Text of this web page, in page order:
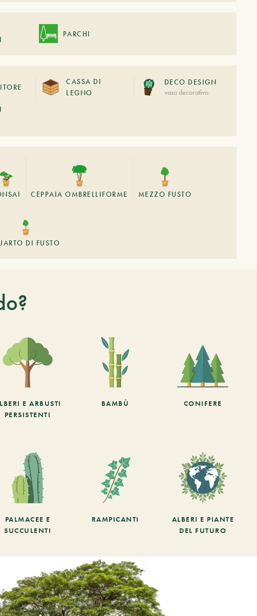
PARCHI
CASSA DI
LEGNO
DECO DESIGN
vaso decorativo
CEPPAIA OMBRELLIFORME MEZZO FUSTO
DI FUSTO
E ARBUSTI
PERSISTENTI
BAMBÙ CONIFERE
PALMACEE E
SUCCULENTI
RAMPICANTI
ALBERI E PIANTE
DEL FUTURO